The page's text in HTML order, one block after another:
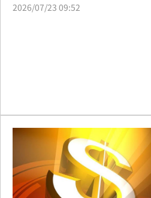
估值修復。台韓同為科技出口國
2026/07/23 09:52